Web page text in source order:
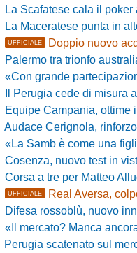
La Scafatese cala il poker a Roma:
La Maceratese punta in alto:
UFFICIALE Doppio nuovo
Palermo tra trionfo australiano e
«Con grande partecipazione stiamo facendo
Il Perugia cede di misura al
Equipe Campania, ottime
Audace Cerignola, rinforzo in
«La Samb è come una figlia, vi chiedo solo
Cosenza, nuovo test in vista:
Corsa a tre per Matteo Alluci:
UFFICIALE Real Aversa,
Difesa rossoblù, nuovo
«Il mercato? Manca ancora
Perugia scatenato sul